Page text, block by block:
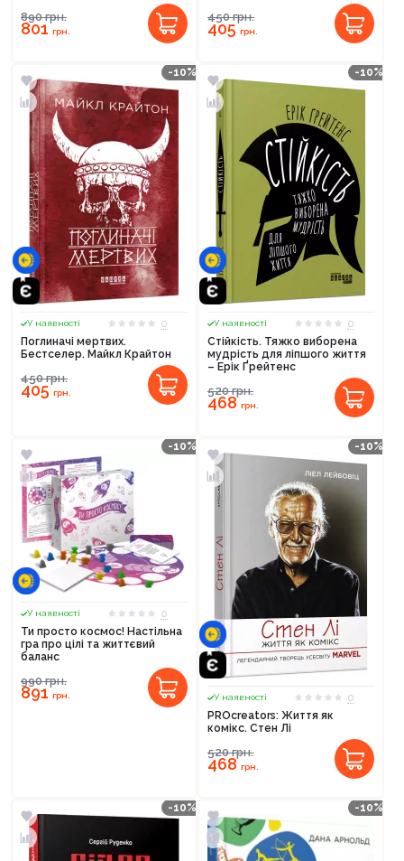
890грн.
801грн.
450грн.
405грн.
-10%
У наявності
0
Поглиначі мертвих.
Бестселер. Майкл Крайтон
450грн.
405грн.
-10%
У наявності
0
Стійкість. Тяжко виборена
мудрість для ліпшого життя
– Ерік Ґрейтенс
520грн.
468 грн.
-10%
У наявності
0
Ти просто космос! Настільна
гра про цілі та життєвий
баланс
990грн.
891грн.
-10%
У наявності
0
PROcreators: Життя як
комікс. Стен Лі
520грн.
468 грн.
-10% -10%